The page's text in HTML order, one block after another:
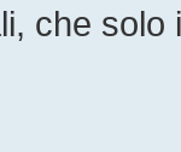
che solo